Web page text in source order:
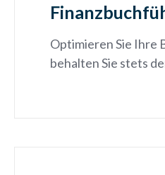
Optimieren Sie Ihre
behalten Sie stets